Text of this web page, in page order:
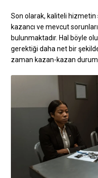
Son olarak, kaliteli
kazancı ve mevcut
bulunmaktadır. Hal böyle
gerektiği daha net bir
zaman kazan-kazan